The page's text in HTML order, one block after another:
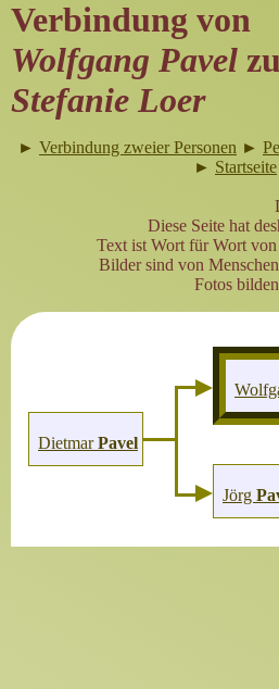
Verbindung von
Wolfgang Pavel zu
Stefanie Loer
► Verbindung zweier Personen ►
► Startseite
Diese Seite hat
Text ist Wort für Wort von
Bilder sind von
Fotos
DietmarPavel
Jörg